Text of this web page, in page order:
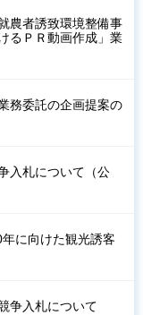
農者誘致環境整備事
るＰＲ動画作成」業
務委託の企画提案の
入札について（公
に向けた観光誘客
争入札について